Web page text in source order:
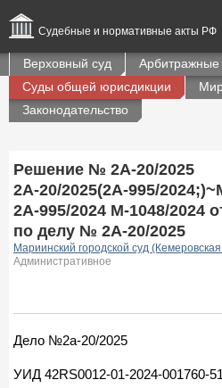
Судебные и нормативные акты РФ
Верховный суд
Арбитражные
Суды общей юрисдикции
Законодательство
Решение № 2А-20/2025
2А-20/2025(2А-995/
2А-995/2024 М-1048/2024
по делу № 2А-20/2025
Мариинский городской суд
Административное
Дело №2а-20/2025
УИД 42RS0012-01-2024-001760-51